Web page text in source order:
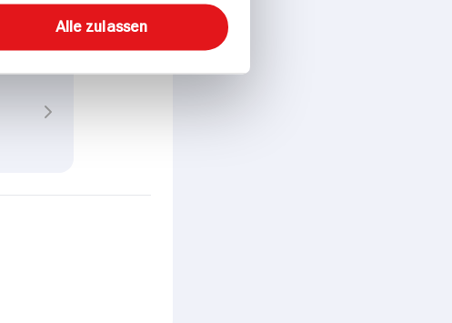
geben wir
Medien, Werbung und
der Dienste